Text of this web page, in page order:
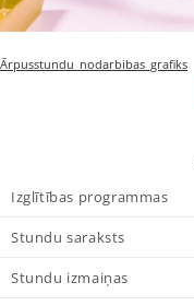
Ārpusstundu_nodarbibas_grafiks
Izglītības programmas
Stundu saraksts
Stundu izmaiņas